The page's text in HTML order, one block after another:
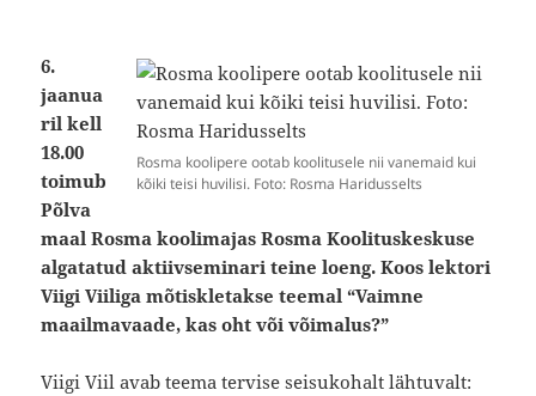
Rosma koolipere ootab koolitusele nii vanemaid kui
kõiki teisi huvilisi. Foto: Rosma Haridusselts
6.
jaanua
ril kell
18.00
toimub
Põlva
maal Rosma koolimajas Rosma Koolituskeskuse
algatatud aktiivseminari teine loeng. Koos lektori
Viigi Viiliga mõtiskletakse teemal “Vaimne
maailmavaade, kas oht või võimalus?”
Viigi Viil avab teema tervise seisukohalt lähtuvalt: